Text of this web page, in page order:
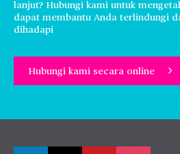
lanjut? Hubungi kami untuk
dapat membantu Anda terlindungi
dihadapi
Hubungi kami secara online